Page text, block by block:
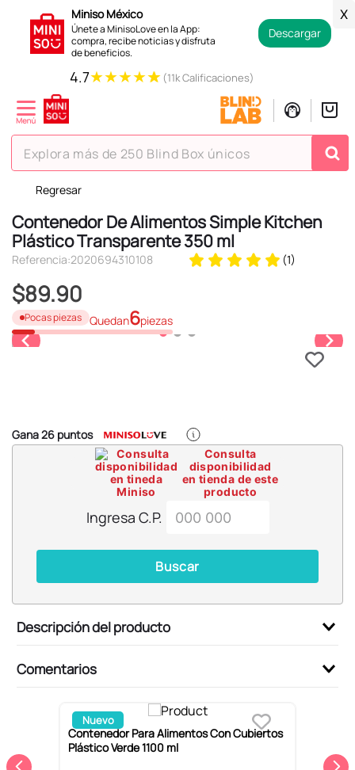
Miniso México
Únete a MinisoLove en la App:
compra, recibe noticias y disfruta
de beneficios.
Descargar
X
4.7★★★★★ (11k Calificaciones)
Explora más de 250 Blind Box únicos
Regresar
Contenedor De Alimentos Simple Kitchen
Plástico Transparente 350 ml
Referencia:2020694310108 (1)
$89.90
Pocas piezas Quedan6piezas
Gana26 puntos
Consulta
disponibilidad
en tienda de este
producto
Ingresa C.P.
Buscar
Descripción del producto
Comentarios
Nuevo
Contenedor Para Alimentos Con Cubiertos
Plástico Verde 1100 ml
TÉRMINOS MÁS BUSCADOS
1.
hello kitty
2.
spiderman
4.
osito cariñosito
5.
blind box
9.
toy story